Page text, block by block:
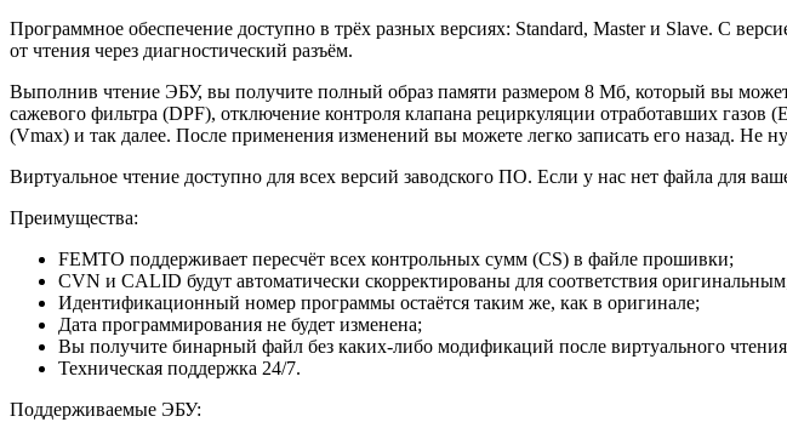
Программное обеспечение доступно в трёх разных версиях: Standard, Master и Slave. C
от чтения через диагностический разъём.
Выполнив чтение ЭБУ, вы получите полный образ памяти размером 8 Мб, который вы
сажевого фильтра (DPF), отключение контроля клапана рециркуляции отработавших газов
(Vmax) и так далее. После применения изменений вы можете легко записать его назад. Не
Виртуальное чтение доступно для всех версий заводского ПО. Если у нас нет файла для
Преимущества:
FEMTO поддерживает пересчёт всех контрольных сумм (CS) в файле прошивки;
CVN и CALID будут автоматически скорректированы для соответствия
Идентификационный номер программы остаётся таким же, как в оригинале;
Дата программирования не будет изменена;
Вы получите бинарный файл без каких-либо модификаций после виртуального
Техническая поддержка 24/7.
Поддерживаемые ЭБУ: